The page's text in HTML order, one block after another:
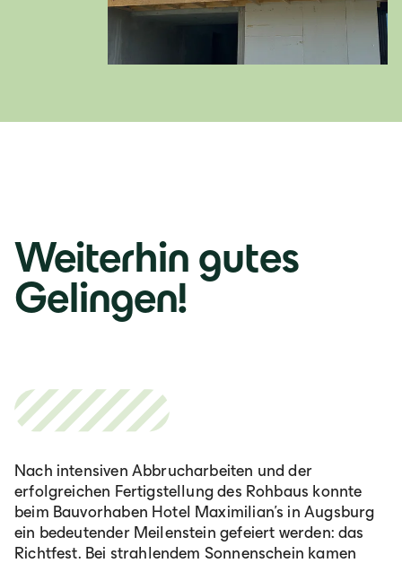
Weiterhin gutes
Gelingen!
Nach intensiven Abbrucharbeiten und der
erfolgreichen Fertigstellung des Rohbaus konnte
beim Bauvorhaben Hotel Maximilian’s in Augsburg
ein bedeutender Meilenstein gefeiert werden: das
Richtfest. Bei strahlendem Sonnenschein kamen
Deutsch
Italiano